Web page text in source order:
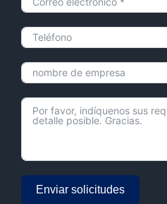
Enviar solicitudes